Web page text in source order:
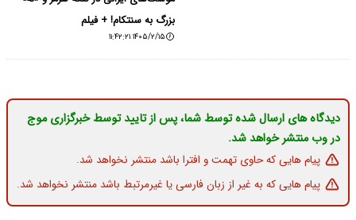
بزرگ به سنتکام! + فیلم
۱۴۰۵/۲/۱۵ ۱۱:۴۲:۲۱
دیدگاه های ارسال شده توسط شما، پس از تایید توسط خبرگزاری موج
در وب منتشر خواهد شد.
پیام هایی که حاوی تهمت و افترا باشد منتشر نخواهد شد.
پیام هایی که به غیر از زبان فارسی یا غیرمرتبط باشد منتشر نخواهد شد.